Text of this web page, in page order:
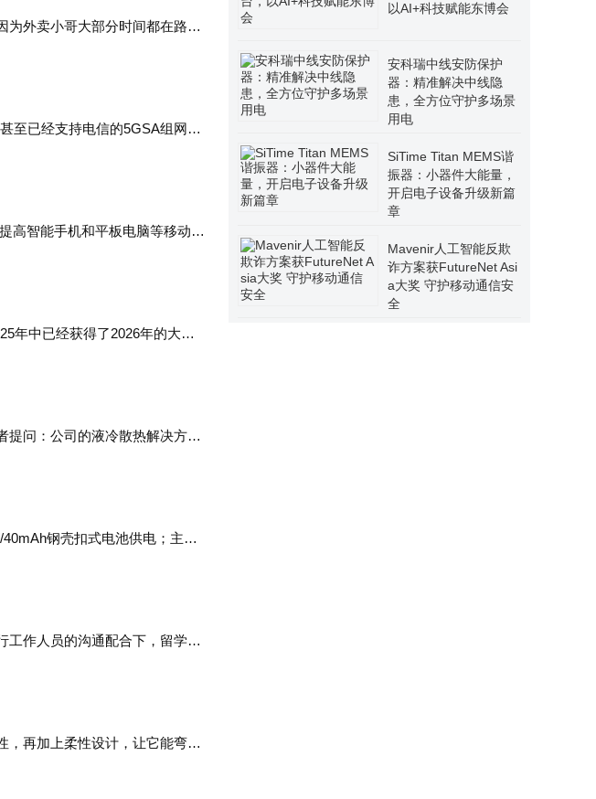
询或利用手机自带的流量
好，适合自己的才是最好
餐可能包含更多内容，但
意且划算的套餐。希望这
为外卖小哥大部分时间都在路
不怕掉。如果…
至已经支持电信的5GSA组网，
高智能手机和平板电脑等移动设
年中已经获得了2026年的大部
…
提问：公司的液冷散热解决方案
钢壳扣式电池供电；主板
工作人员的沟通配合下，留学生
通过杨帆…
，再加上柔性设计，让它能弯
不久的将来，我…
以AI+科技赋能东博会
安科瑞中线安防保护
器：精准解决中线隐
患，全方位守护多场景
用电
SiTime Titan MEMS谐
振器：小器件大能量，
开启电子设备升级新篇
章
Mavenir人工智能反欺
诈方案获FutureNet Asi
a大奖 守护移动通信安
全